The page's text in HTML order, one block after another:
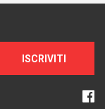
ISCRIVITI